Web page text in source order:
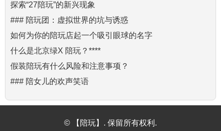
探索“27陪玩”的新兴现象
### 陪玩团：虚拟世界的坑与诱惑
如何为你的陪玩店起一个吸引眼球的名字
什么是北京绿X 陪玩？****
假装陪玩有什么风险和注意事项？
### 陪女儿的欢声笑语
© 【陪玩】. 保留所有权利.